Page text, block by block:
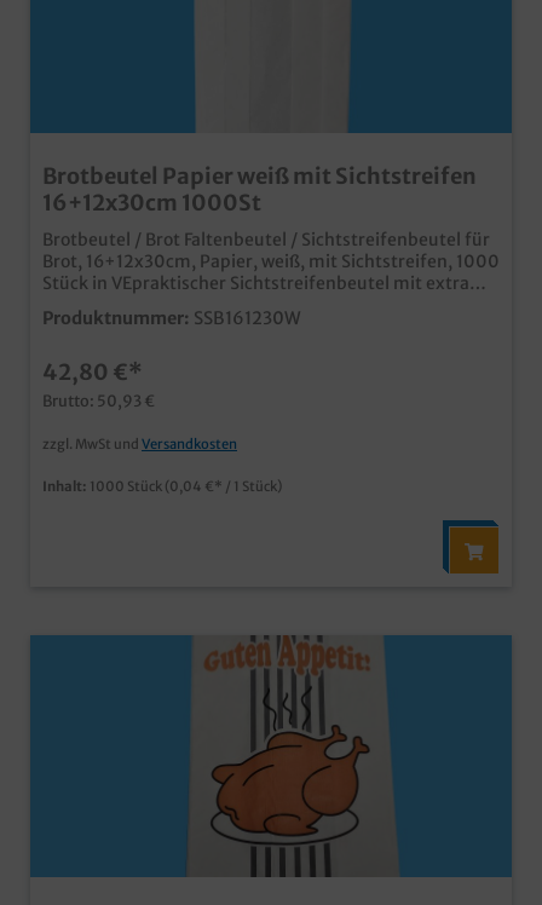
Brotbeutel Papier weiß mit Sichtstreifen
16+12x30cm 1000St
Brotbeutel / Brot Faltenbeutel / Sichtstreifenbeutel für
Brot, 16+12x30cm, Papier, weiß, mit Sichtstreifen, 1000
Stück in VEpraktischer Sichtstreifenbeutel mit extra
großer Seitenfalteideal für den Brotverkauf in Bäckerei
und Backshopmit klarem Sichtstreifen für optimalen
vielseitigen Einsatzab 30.000 Stück auch in braun
erhältlich, und individuell bedruckbar
Produktnummer: SSB161230W
42,80 €*
Brutto: 50,93 €
zzgl. MwSt und Versandkosten
Inhalt: 1000 Stück (0,04 €* / 1 Stück)